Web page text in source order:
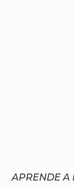
APRENDE A